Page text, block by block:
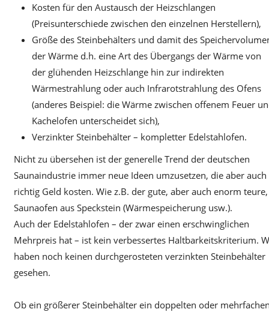
Kosten für den Austausch der Heizschlangen
(Preisunterschiede zwischen den einzelnen Herstellern),
Größe des Steinbehälters und damit des
der Wärme d.h. eine Art des Übergangs der Wärme von
der glühenden Heizschlange hin zur indirekten
Wärmestrahlung oder auch Infrarotstrahlung des Ofens
(anderes Beispiel: die Wärme zwischen offenem Feuer
Kachelofen unterscheidet sich),
Verzinkter Steinbehälter – kompletter Edelstahlofen.
Nicht zu übersehen ist der generelle Trend der deutschen
Saunaindustrie immer neue Ideen umzusetzen, die aber auch
richtig Geld kosten. Wie z.B. der gute, aber auch enorm teure,
Saunaofen aus Speckstein (Wärmespeicherung usw.).
Auch der Edelstahlofen – der zwar einen erschwinglichen
Mehrpreis hat – ist kein verbessertes Haltbarkeitskriterium.
haben noch keinen durchgerosteten verzinkten Steinbehälter
gesehen.
Ob ein größerer Steinbehälter ein doppelten oder